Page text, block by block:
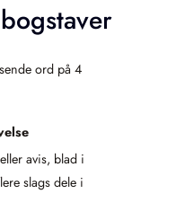
ord på 4
avis, blad i
slags dele i